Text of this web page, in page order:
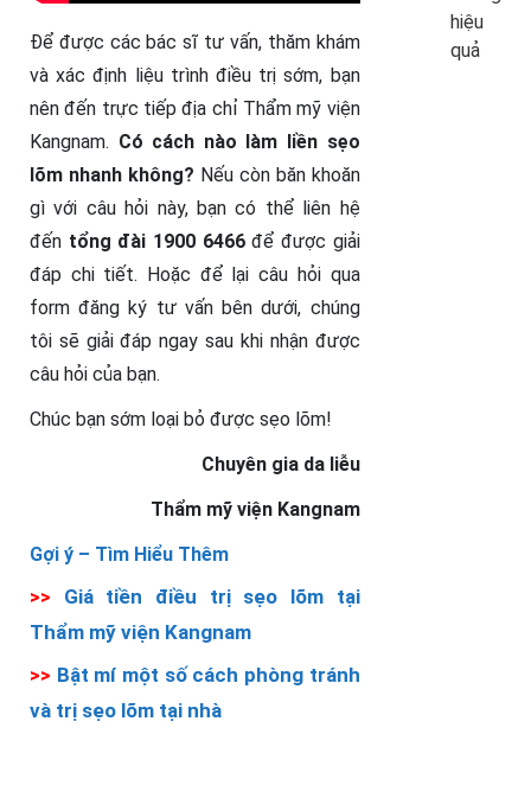
Để được các bác sĩ tư vấn, thăm khám
và xác định liệu trình điều trị sớm, bạn
nên đến trực tiếp địa chỉ Thẩm mỹ viện
Kangnam. Có cách nào làm liền sẹo
lõm nhanh không? Nếu còn băn khoăn
gì với câu hỏi này, bạn có thể liên hệ
đến tổng đài 1900 6466để được giải
đáp chi tiết. Hoặc để lại câu hỏi qua
form đăng ký tư vấn bên dưới, chúng
tôi sẽ giải đáp ngay sau khi nhận được
câu hỏi của bạn.
Chúc bạn sớm loại bỏ được sẹo lõm!
Chuyên gia da liễu
Thẩm mỹ viện Kangnam
Gợi ý – Tìm Hiểu Thêm
>> Giá tiền điều trị sẹo lõm tại
Thẩm mỹ viện Kangnam
>> Bật mí một số cách phòng tránh
và trị sẹo lõm tại nhà
hiệu
quả